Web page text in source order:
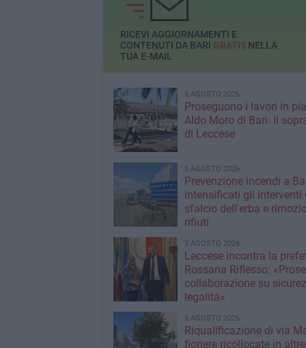
RICEVI AGGIORNAMENTI E
CONTENUTI DA BARI GRATISNELLA
TUA E-MAIL
5 AGOSTO 2026
Proseguono i lavori in
Aldo Moro di Bari: il
di Leccese
5 AGOSTO 2026
Prevenzione incendi a
intensificati gli interventi
sfalcio dell'erba e
rifiuti
5 AGOSTO 2026
Leccese incontra la
Rossana Riflesso:
collaborazione su
legalità»
5 AGOSTO 2026
Riqualificazione di via
fioriere ricollocate in